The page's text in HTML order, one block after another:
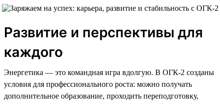
Развитие и перспективы для
каждого
Энергетика — это командная игра вдолгую. В ОГК-2 созданы
условия для профессионального роста: можно получать
дополнительное образование, проходить переподготовку,